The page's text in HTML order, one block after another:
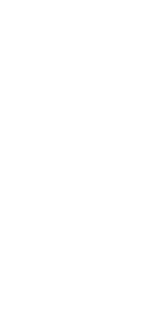
...